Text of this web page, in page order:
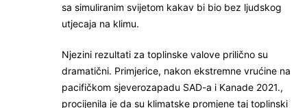
sa simuliranim svijetom kakav bi bio bez ljudskog
utjecaja na klimu.
Njezini rezultati za toplinske valove prilično su
dramatični. Primjerice, nakon ekstremne vrućine na
pacifičkom sjeverozapadu SAD-a i Kanade 2021.,
procijenila je da su klimatske promjene taj toplinski